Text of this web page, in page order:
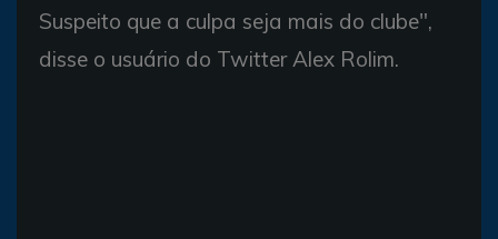
Suspeito que a culpa seja mais do clube",
disse o usuário do Twitter Alex Rolim.